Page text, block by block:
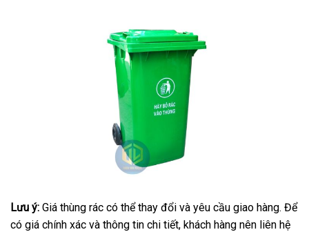
Lưu ý: Giá thùng rác có thể thay đổi và yêu cầu giao hàng. Để
có giá chính xác và thông tin chi tiết, khách hàng nên liên hệ